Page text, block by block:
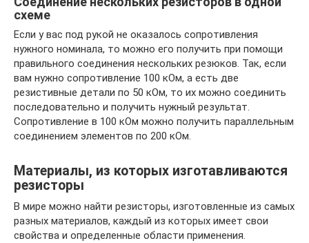
схеме
Если у вас под рукой не оказалось сопротивления
нужного номинала, то можно его получить при помощи
правильного соединения нескольких резюков. Так, если
вам нужно сопротивление 100 кОм, а есть две
резистивные детали по 50 кОм, то их можно соединить
последовательно и получить нужный результат.
Сопротивление в 100 кОм можно получить параллельным
соединением элементов по 200 кОм.
Материалы, из которых изготавливаются
резисторы
В мире можно найти резисторы, изготовленные из самых
разных материалов, каждый из которых имеет свои
свойства и определенные области применения.